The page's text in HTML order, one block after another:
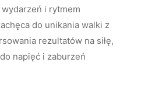
i rytmem
do unikania walki z
rezultatów na siłę,
napięć i zaburzeń